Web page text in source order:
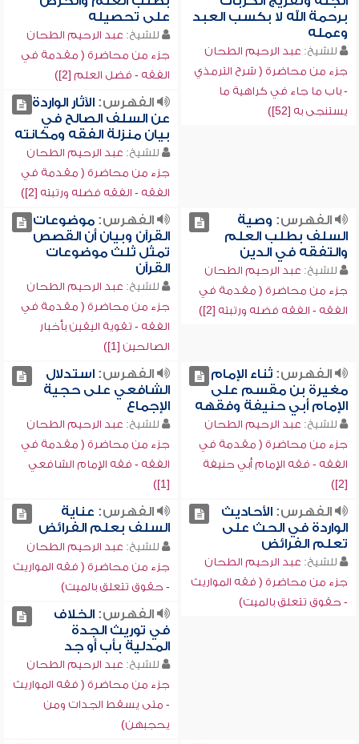
برحمة الله لا بكسب العبد
وعمله
للشيخ: عبد الرحيم الطحان
جزء من محاضرة ( شرح الترمذي
- باب ما جاء في كراهية ما
يستنجى به [52])
على تحصيله
للشيخ: عبد الرحيم الطحان
جزء من محاضرة ( مقدمة في
الفقه - فضل العلم [2])
الفهرس:الآثار الواردة
عن السلف الصالح في
بيان منزلة الفقه ومكانته
للشيخ: عبد الرحيم الطحان
جزء من محاضرة ( مقدمة في
الفقه - الفقه فضله ورتبته [2])
الفهرس: وصية
السلف بطلب العلم
والتفقه في الدين
للشيخ: عبد الرحيم الطحان
جزء من محاضرة ( مقدمة في
الفقه - الفقه فضله ورتبته [2])
الفهرس:موضوعات
القرآن وبيان أن القصص
تمثل ثلث موضوعات
القرآن
للشيخ: عبد الرحيم الطحان
جزء من محاضرة ( مقدمة في
الفقه - تقوية اليقين بأخبار
الصالحين [1])
الفهرس:ثناء الإمام
مغيرة بن مقسم على
الإمام أبي حنيفة وفقهه
للشيخ: عبد الرحيم الطحان
جزء من محاضرة ( مقدمة في
الفقه - فقه الإمام أبي حنيفة
[2])
الفهرس:استدلال
الشافعي على حجية
الإجماع
للشيخ: عبد الرحيم الطحان
جزء من محاضرة ( مقدمة في
الفقه - فقه الإمام الشافعي
[1])
الفهرس:الأحاديث
الواردة في الحث على
تعلم الفرائض
للشيخ: عبد الرحيم الطحان
جزء من محاضرة ( فقه المواريث
- حقوق تتعلق بالميت)
الفهرس: عناية
السلف بعلم الفرائض
للشيخ: عبد الرحيم الطحان
جزء من محاضرة ( فقه المواريث
- حقوق تتعلق بالميت)
الفهرس:الخلاف
في توريث الجدة
المدلية بأب أو جد
للشيخ: عبد الرحيم الطحان
جزء من محاضرة ( فقه المواريث
- متى يسقط الجدات ومن
يحجبهن)